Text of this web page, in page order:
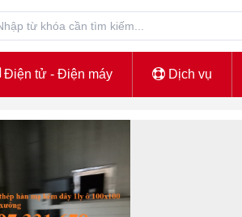
Điện tử - Điện máy Dịch vụ